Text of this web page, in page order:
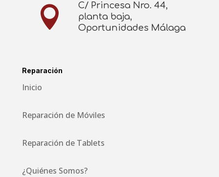

C/ Princesa Nro. 44,
planta baja,
Oportunidades Málaga
Reparación
Inicio
Reparación de Móviles
Reparación de Tablets
¿Quiénes Somos?